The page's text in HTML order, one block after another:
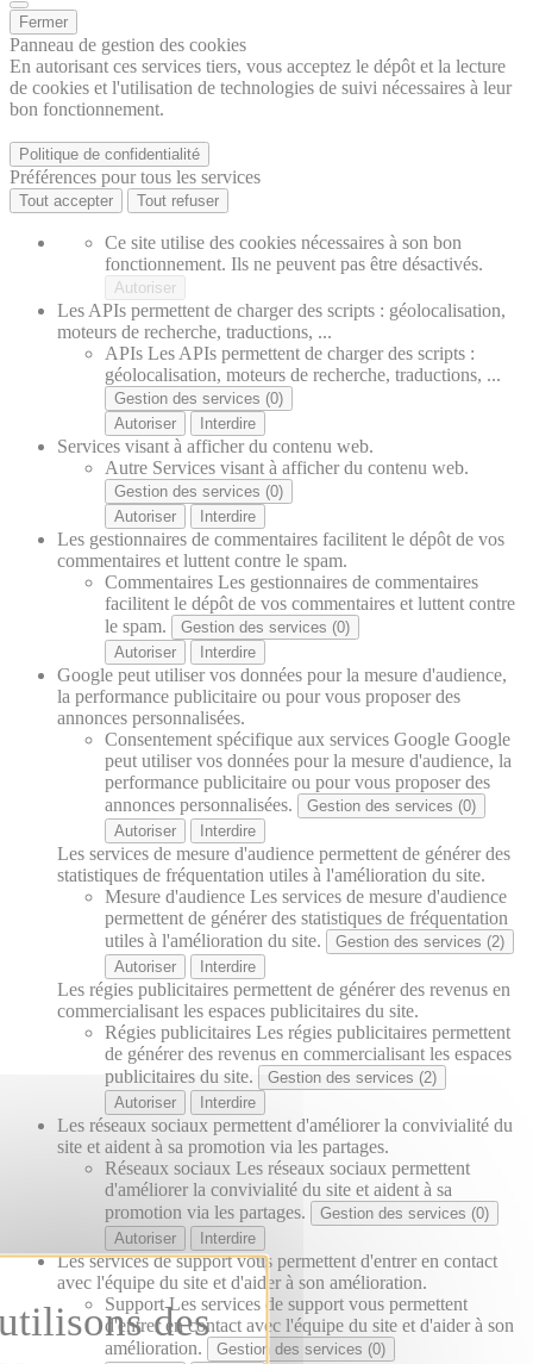
Fermer
Panneau de gestion des cookies
En autorisant ces services tiers, vous acceptez le dépôt et la lecture
de cookies et l'utilisation de technologies de suivi nécessaires à leur
bon fonctionnement.
Politique de confidentialité
Préférences pour tous les services
Tout accepter Tout refuser
Ce site utilise des cookies nécessaires à son bon
fonctionnement. Ils ne peuvent pas être désactivés.
Autoriser
Les APIs permettent de charger des scripts : géolocalisation,
moteurs de recherche, traductions, ...
APIs Les APIs permettent de charger des scripts :
géolocalisation, moteurs de recherche, traductions, ...
Gestion des services (0)
Autoriser
Interdire
Services visant à afficher du contenu web.
Autre Services visant à afficher du contenu web.
Gestion des services (0)
Autoriser
Interdire
Les gestionnaires de commentaires facilitent le dépôt de vos
commentaires et luttent contre le spam.
Commentaires Les gestionnaires de commentaires
facilitent le dépôt de vos commentaires et luttent contre
le spam.
Gestion des services (0)
Autoriser
Interdire
Google peut utiliser vos données pour la mesure d'audience,
la performance publicitaire ou pour vous proposer des
annonces personnalisées.
Consentement spécifique aux services Google Google
peut utiliser vos données pour la mesure d'audience, la
performance publicitaire ou pour vous proposer des
annonces personnalisées.
Gestion des services (0)
Autoriser
Interdire
Les services de mesure d'audience permettent de générer des
statistiques de fréquentation utiles à l'amélioration du site.
Mesure d'audience Les services de mesure d'audience
permettent de générer des statistiques de fréquentation
utiles à l'amélioration du site.
Gestion des services (2)
Autoriser
Interdire
Les régies publicitaires permettent de générer des revenus en
commercialisant les espaces publicitaires du site.
Régies publicitaires Les régies publicitaires permettent
de générer des revenus en commercialisant les espaces
publicitaires du site.
Gestion des services (2)
Autoriser
Interdire
Les réseaux sociaux permettent d'améliorer la convivialité du
site et aident à sa promotion via les partages.
Réseaux sociaux Les réseaux sociaux permettent
d'améliorer la convivialité du site et aident à sa
promotion via les partages.
Gestion des services (0)
Autoriser
Interdire
Les services de support vous permettent d'entrer en contact
avec l'équipe du site et d'aider à son amélioration.
Support Les services de support vous permettent
d'entrer en contact avec l'équipe du site et d'aider à son
amélioration.
Gestion des services (0)